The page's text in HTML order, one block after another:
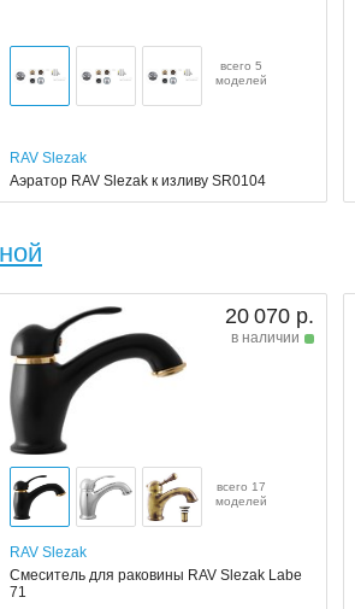
всего 5
моделей
RAV Slezak
Аэратор RAV Slezak к изливу SR0104
20 070 р.
в наличии
всего 17
моделей
RAV Slezak
Смеситель для раковины RAV Slezak Labe
71